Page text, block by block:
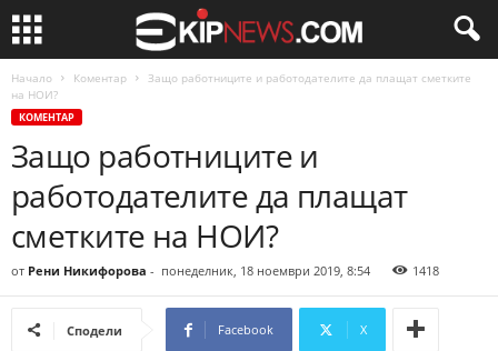
Начало Коментар
Защо работниците и работодателите да плащат сметките
на НОИ?
КОМЕНТАР
Защо работниците и
работодателите да плащат
сметките на НОИ?
от Рени Никифорова - понеделник, 18 ноември 2019, 8:54 1418
Сподели Facebook X